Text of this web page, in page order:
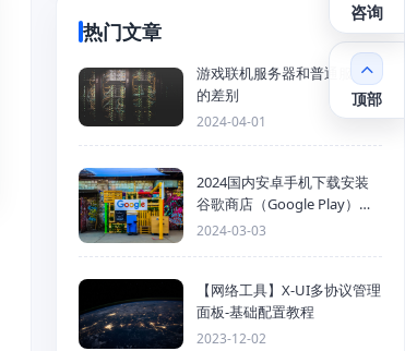
热门文章
游戏联机服务器和普通服务器
的差别
2024-04-01
2024国内安卓手机下载安装
谷歌商店（Google Play）详
细步骤
2024-03-03
【网络工具】X-UI多协议管理
面板-基础配置教程
2023-12-02
咨询
顶部